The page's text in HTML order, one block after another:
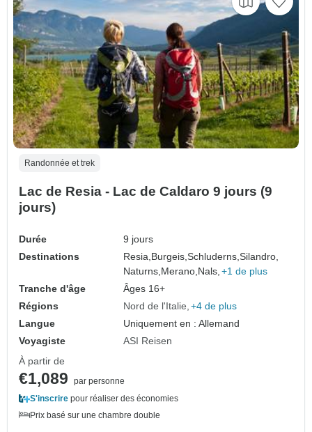
Randonnée et trek
Lac de Resia - Lac de Caldaro 9 jours (9
jours)
Durée
9 jours
Destinations
Resia, Burgeis,Schluderns,Silandro,
Naturns, Merano, Nals, +1 de plus
Tranche d'âge
Âges 16+
Régions
Nord de l'Italie +4 de plus
Langue
Uniquement en : Allemand
Voyagiste
ASI Reisen
À partir de
€1,089
par personne
S'inscrire pour réaliser des économies
Prix basé sur une chambre double